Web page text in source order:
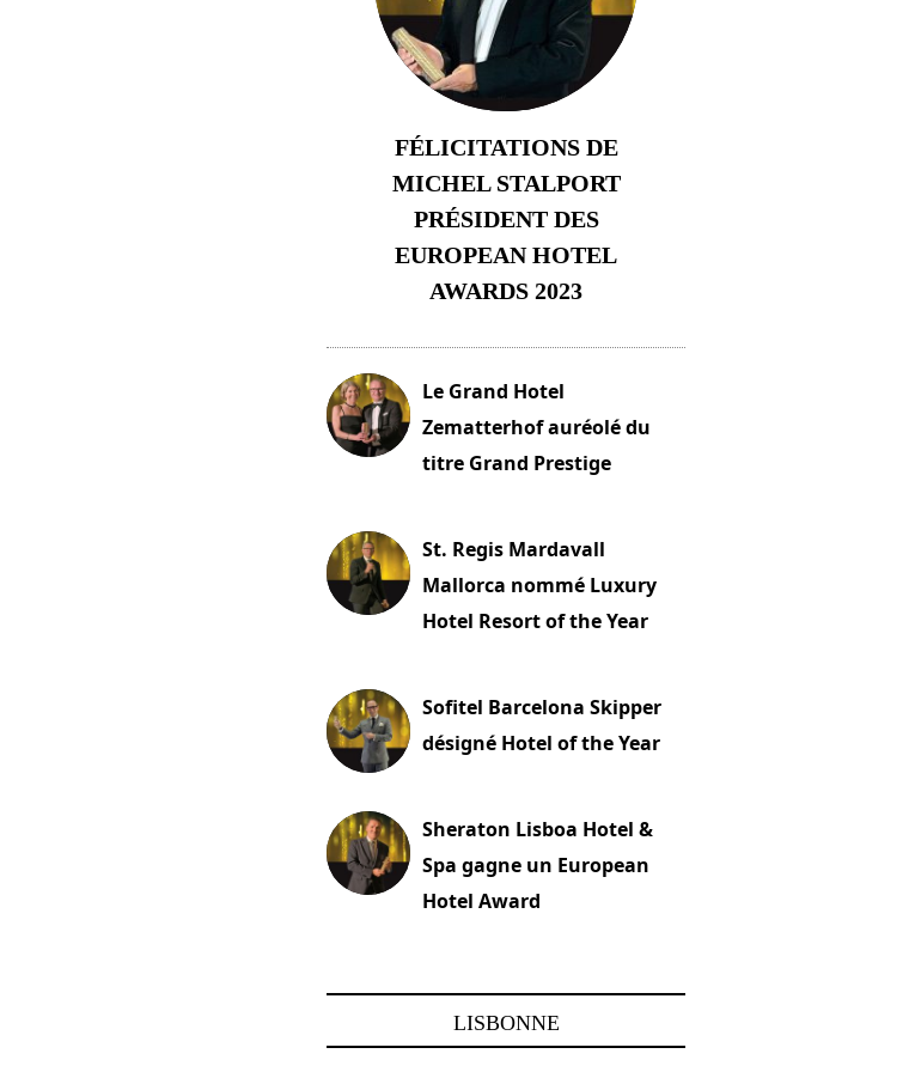
FÉLICITATIONS DE
MICHEL STALPORT
PRÉSIDENT DES
EUROPEAN HOTEL
AWARDS 2023
Le Grand Hotel
Zematterhof auréolé du
titre Grand Prestige
St. Regis Mardavall
Mallorca nommé Luxury
Hotel Resort of the Year
Sofitel Barcelona Skipper
désigné Hotel of the Year
Sheraton Lisboa Hotel &
Spa gagne un European
Hotel Award
LISBONNE